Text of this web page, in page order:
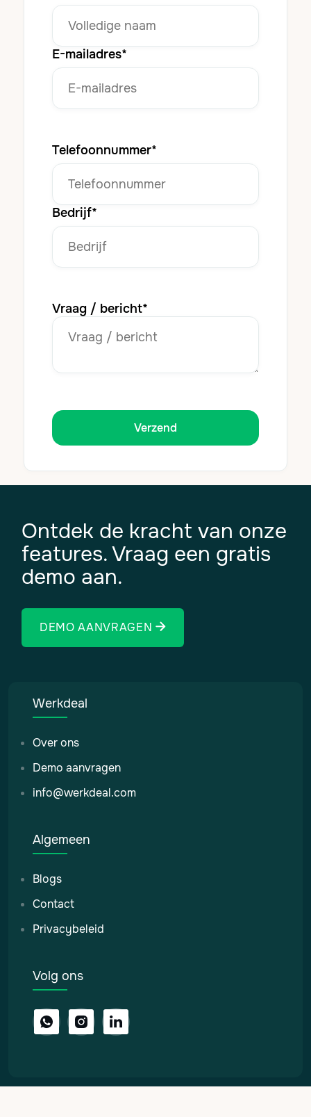
E-mailadres*
Telefoonnummer*
Bedrijf*
Vraag / bericht*
Verzend
Ontdek de kracht van onze
features. Vraag een gratis
demo aan.
DEMO AANVRAGEN
Werkdeal
Over ons
Demo aanvragen
info@werkdeal.com
Algemeen
Blogs
Contact
Privacybeleid
Volg ons